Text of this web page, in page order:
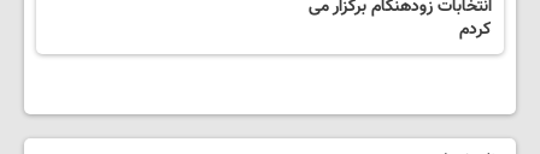
انتخابات زودهنگام برگزار می
کردم